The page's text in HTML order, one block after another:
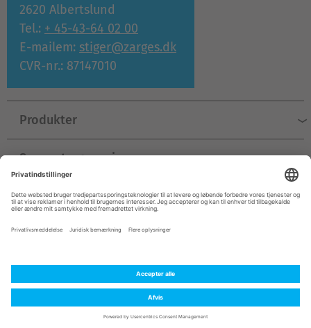
2620 Albertslund
Tel.: + 45-43-64 02 00
E-mailem: stiger@zarges.dk
CVR-nr.: 87147010
Produkter
Support og service
Virksomhed
Almindelige forretningsbetingelser Kontakt